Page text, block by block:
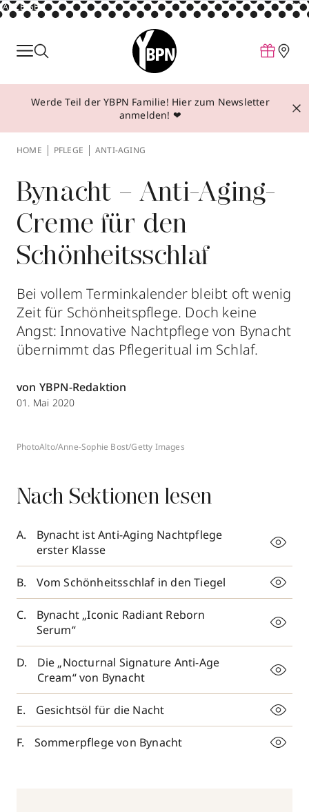
ANZEIGE
Parfum
Make-up
Behandlungen
Über YBPN
Aktionen
Storefinder
Werde Teil der YBPN Familie! Hier zum Newsletter
anmelden! ❤
HOME PFLEGE ANTI-AGING
Bynacht – Anti-Aging-
Creme für den
Schönheitsschlaf
Bei vollem Terminkalender bleibt oft wenig
Zeit für Schönheitspflege. Doch keine
Angst: Innovative Nachtpflege von Bynacht
übernimmt das Pflegeritual im Schlaf.
von YBPN-Redaktion
01. Mai 2020
PhotoAlto/Anne-Sophie Bost/Getty Images
Nach Sektionen lesen
Bynacht ist Anti-Aging Nachtpflege
erster Klasse
Vom Schönheitsschlaf in den Tiegel
Bynacht „Iconic Radiant Reborn
Serum“
Die „Nocturnal Signature Anti-Age
Cream“ von Bynacht
Gesichtsöl für die Nacht
Sommerpflege von Bynacht